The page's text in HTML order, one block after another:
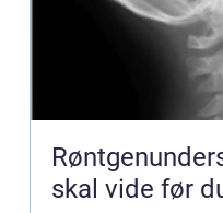
skal vide før